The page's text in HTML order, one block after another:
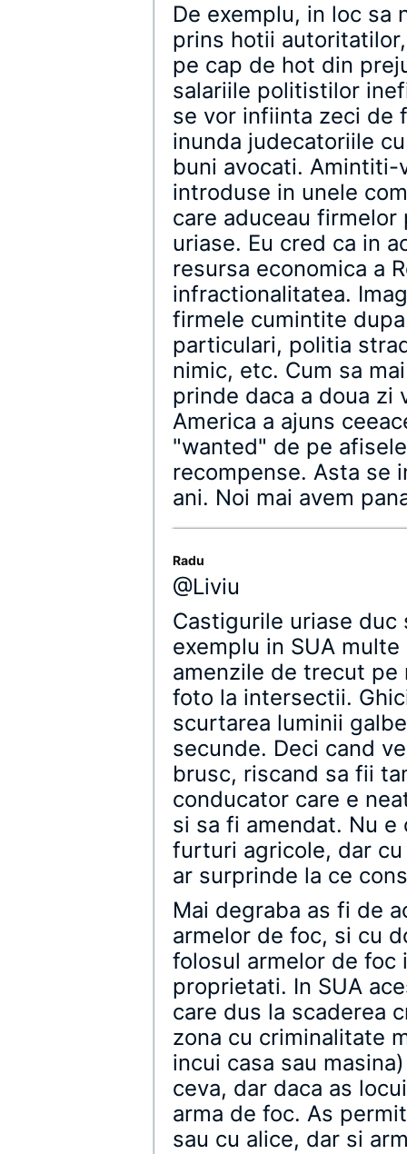
De exemplu, in loc sa
prins hotii
pe cap de hot din
salariile politistilor
se vor infiinta zeci de
inunda judecatoriile
buni avocati. Amintiti-
introduse in unele
care aduceau
uriase. Eu cred ca in
resursa economica a
infractionalitatea.
firmele cumintite
particulari, politia
nimic, etc. Cum sa
prinde daca a doua zi
America a ajuns
"wanted" de pe
recompense. Asta se
ani. Noi mai avem
Radu
@Liviu
Castigurile uriase
exemplu in SUA
amenzile de trecut
foto la intersectii.
scurtarea luminii
secunde. Deci cand
brusc, riscand sa fii
conducator care e
si sa fi amendat. Nu
furturi agricole, dar
ar surprinde la ce
Mai degraba as fi de
armelor de foc, si cu
folosul armelor de foc
proprietati. In SUA
care dus la scaderea
zona cu criminalitate
incui casa sau
ceva, dar daca as
arma de foc. As
sau cu alice, dar si